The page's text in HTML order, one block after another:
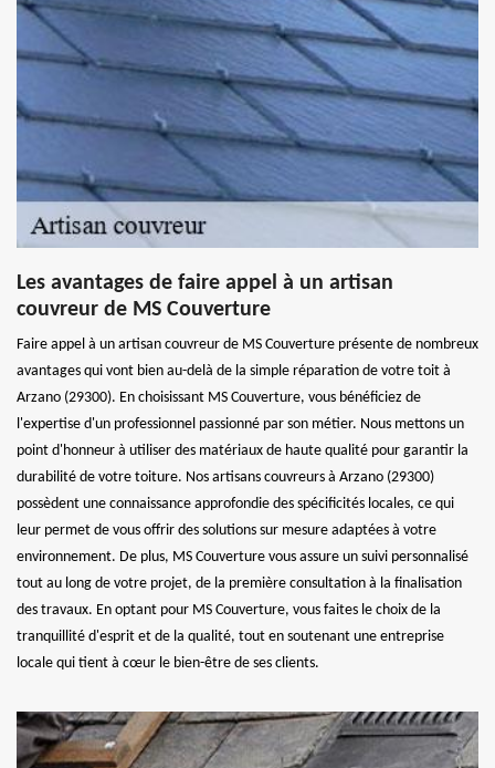
Les avantages de faire appel à un artisan
couvreur de MS Couverture
Faire appel à un artisan couvreur de MS Couverture présente de nombreux
avantages qui vont bien au-delà de la simple réparation de votre toit à
Arzano (29300). En choisissant MS Couverture, vous bénéficiez de
l'expertise d'un professionnel passionné par son métier. Nous mettons un
point d'honneur à utiliser des matériaux de haute qualité pour garantir la
durabilité de votre toiture. Nos artisans couvreurs à Arzano (29300)
possèdent une connaissance approfondie des spécificités locales, ce qui
leur permet de vous offrir des solutions sur mesure adaptées à votre
environnement. De plus, MS Couverture vous assure un suivi personnalisé
tout au long de votre projet, de la première consultation à la finalisation
des travaux. En optant pour MS Couverture, vous faites le choix de la
tranquillité d'esprit et de la qualité, tout en soutenant une entreprise
locale qui tient à cœur le bien-être de ses clients.